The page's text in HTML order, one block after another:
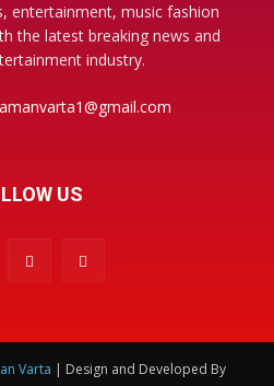
entertainment, music fashion
the latest breaking news and
industry.
US
Varta | Design and Developed By